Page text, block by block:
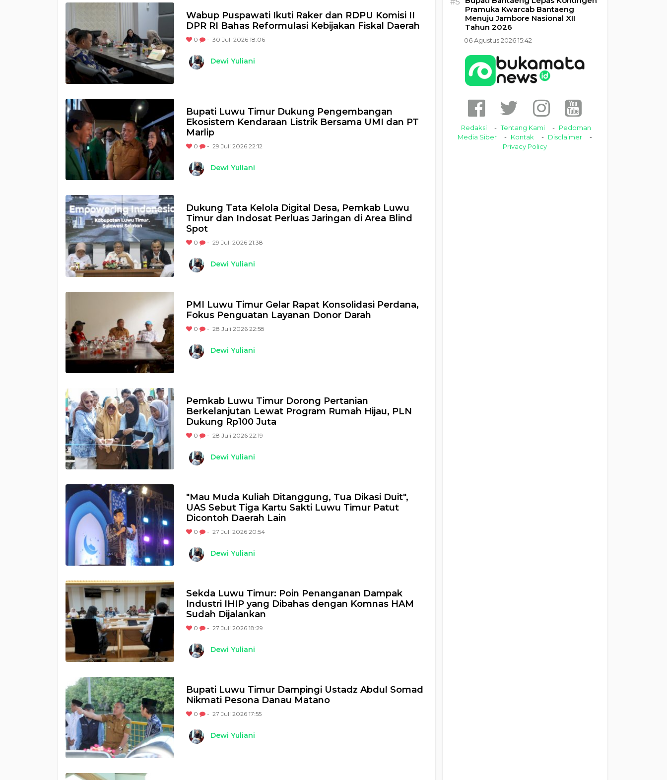
Wabup Puspawati Ikuti Raker dan RDPU Komisi II
DPR RI Bahas Reformulasi Kebijakan Fiskal Daerah
0 - 30 Juli 2026 18:06
Dewi Yuliani
Bupati Luwu Timur Dukung Pengembangan
Ekosistem Kendaraan Listrik Bersama UMI dan PT
Marlip
0 - 29 Juli 2026 22:12
Dewi Yuliani
Dukung Tata Kelola Digital Desa, Pemkab Luwu
Timur dan Indosat Perluas Jaringan di Area Blind
Spot
0 - 29 Juli 2026 21:38
Dewi Yuliani
PMI Luwu Timur Gelar Rapat Konsolidasi Perdana,
Fokus Penguatan Layanan Donor Darah
0 - 28 Juli 2026 22:58
Dewi Yuliani
Pemkab Luwu Timur Dorong Pertanian
Berkelanjutan Lewat Program Rumah Hijau, PLN
Dukung Rp100 Juta
0 - 28 Juli 2026 22:19
Dewi Yuliani
"Mau Muda Kuliah Ditanggung, Tua Dikasi Duit",
UAS Sebut Tiga Kartu Sakti Luwu Timur Patut
Dicontoh Daerah Lain
0 - 27 Juli 2026 20:54
Dewi Yuliani
Sekda Luwu Timur: Poin Penanganan Dampak
Industri IHIP yang Dibahas dengan Komnas HAM
Sudah Dijalankan
0 - 27 Juli 2026 18:29
Dewi Yuliani
Bupati Luwu Timur Dampingi Ustadz Abdul Somad
Nikmati Pesona Danau Matano
0 - 27 Juli 2026 17:55
Dewi Yuliani
Pramuka Kwarcab Bantaeng
Menuju Jambore Nasional XII
Tahun 2026
06 Agustus 2026 15:42
Redaksi Tentang Kami
Pedoman
Media Siber
Kontak
Disclaimer
Privacy Policy